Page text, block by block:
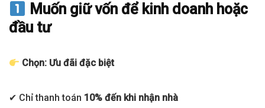
Muốn giữ vốn để kinh doanh hoặc
đầu tư
Chọn: Ưu đãi đặc biệt
✔ Chỉ thanh toán 10% đến khi nhận nhà